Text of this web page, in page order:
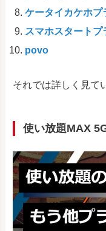
ケータイカケホプ
スマホスタート
povo
それでは詳しく見て
使い放題MAX